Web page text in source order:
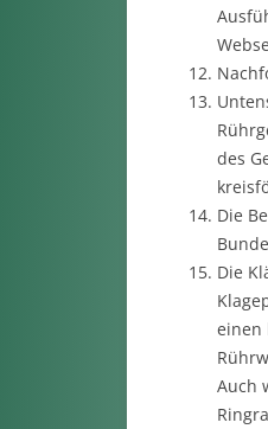
des
Die
Die
einen
Auch